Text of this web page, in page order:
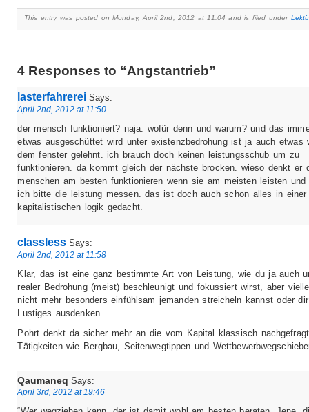
This entry was posted on Monday, April 2nd, 2012 at 11:04 and is filed under
4 Responses to “Angstantrieb”
lasterfahrerei Says:
April 2nd, 2012 at 11:50
der mensch funktioniert? naja. wofür denn und warum? und das
etwas ausgeschüttet wird unter existenzbedrohung ist ja auch etwas
dem fenster gelehnt. ich brauch doch keinen leistungsschub um zu
funktionieren. da kommt gleich der nächste brocken. wieso denkt er
menschen am besten funktionieren wenn sie am meisten leisten
ich bitte die leistung messen. das ist doch auch schon alles in einer
kapitalistischen logik gedacht.
classless Says:
April 2nd, 2012 at 11:58
Klar, das ist eine ganz bestimmte Art von Leistung, wie du ja auch
realer Bedrohung (meist) beschleunigt und fokussiert wirst, aber
nicht mehr besonders einfühlsam jemanden streicheln kannst oder
Lustiges ausdenken.
Pohrt denkt da sicher mehr an die vom Kapital klassisch
Tätigkeiten wie Bergbau, Seitenwegtippen und
Qaumaneq Says:
April 3rd, 2012 at 19:46